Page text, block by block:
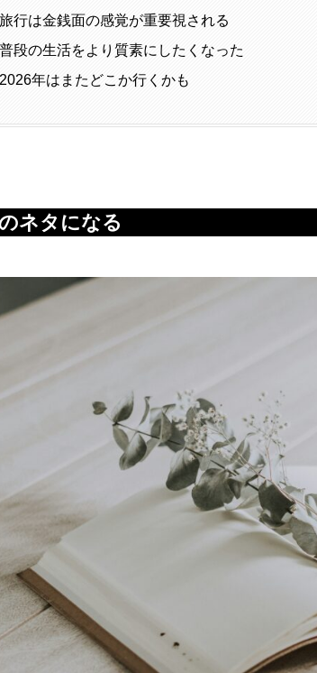
旅行は金銭面の感覚が重要視される
普段の生活をより質素にしたくなった
2026年はまたどこか行くかも
ネタになる